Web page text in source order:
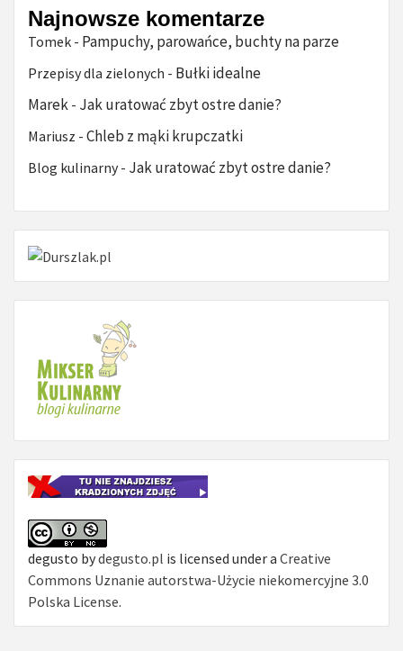
Najnowsze komentarze
Tomek - Pampuchy, parowańce, buchty na parze
Przepisy dla zielonych - Bułki idealne
Marek - Jak uratować zbyt ostre danie?
Mariusz - Chleb z mąki krupczatki
Blog kulinarny- Jak uratować zbyt ostre danie?
degusto bydegusto.pl is licensed under a Creative
Commons Uznanie autorstwa-Użycie niekomercyjne 3.0
Polska License.